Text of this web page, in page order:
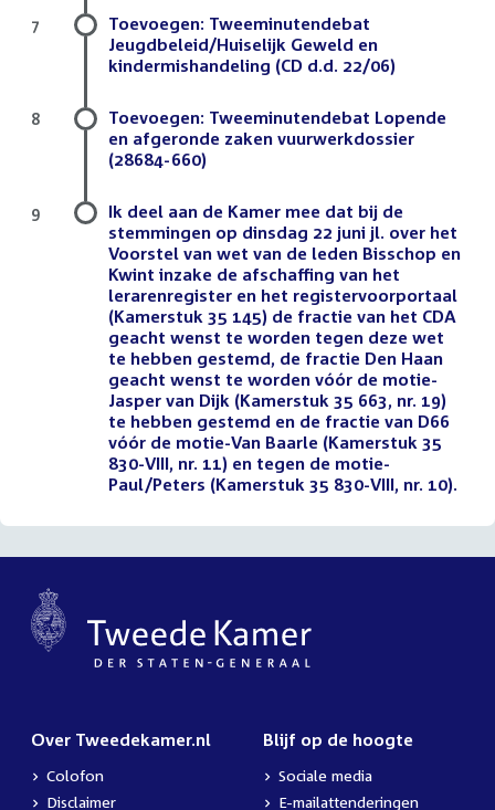
Toevoegen: Tweeminutendebat
Jeugdbeleid/Huiselijk Geweld en
kindermishandeling (CD d.d. 22/06)
7
Toevoegen: Tweeminutendebat Lopende
en afgeronde zaken vuurwerkdossier
(28684-660)
8
Ik deel aan de Kamer mee dat bij de
stemmingen op dinsdag 22 juni jl. over het
Voorstel van wet van de leden Bisschop en
Kwint inzake de afschaffing van het
lerarenregister en het registervoorportaal
(Kamerstuk 35 145) de fractie van het CDA
geacht wenst te worden tegen deze wet
te hebben gestemd, de fractie Den Haan
geacht wenst te worden vóór de motie-
Jasper van Dijk (Kamerstuk 35 663, nr. 19)
te hebben gestemd en de fractie van D66
vóór de motie-Van Baarle (Kamerstuk 35
830-VIII, nr. 11) en tegen de motie-
Paul/Peters (Kamerstuk 35 830-VIII, nr. 10).
9
Over Tweedekamer.nl
Colofon
Disclaimer
Blijf op de hoogte
Sociale media
E-mailattenderingen